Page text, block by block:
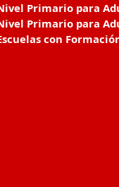
Primario para
Primario para
con